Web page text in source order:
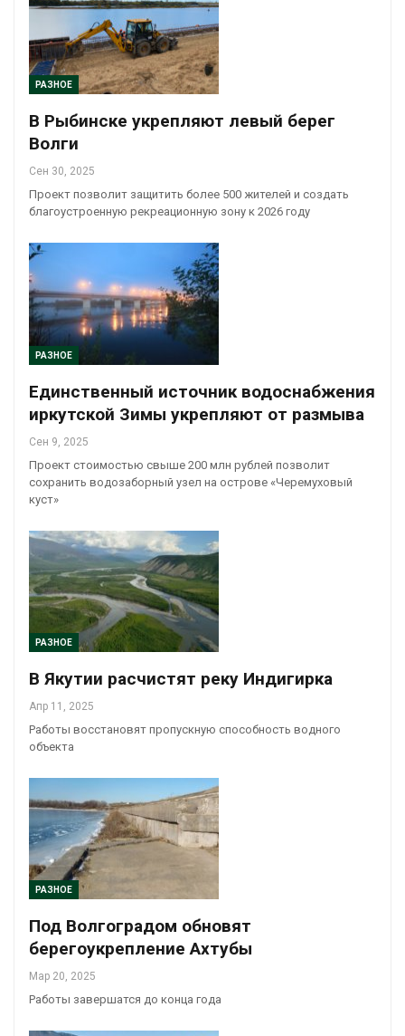
РАЗНОЕ
В Рыбинске укрепляют левый берег
Волги
Сен 30, 2025
Проект позволит защитить более 500 жителей и создать
благоустроенную рекреационную зону к 2026 году
РАЗНОЕ
Единственный источник водоснабжения
иркутской Зимы укрепляют от размыва
Сен 9, 2025
Проект стоимостью свыше 200 млн рублей позволит
сохранить водозаборный узел на острове «Черемуховый
куст»
РАЗНОЕ
В Якутии расчистят реку Индигирка
Апр 11, 2025
Работы восстановят пропускную способность водного
объекта
РАЗНОЕ
Под Волгоградом обновят
берегоукрепление Ахтубы
Мар 20, 2025
Работы завершатся до конца года